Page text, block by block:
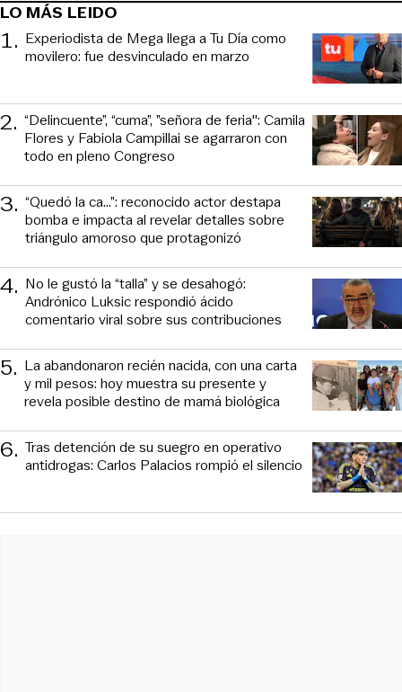
LO MÁS LEIDO
1. Experiodista de Mega llega a Tu Día como
movilero: fue desvinculado en marzo
2. “Delincuente”, “cuma”, ”señora de feria": Camila
Flores y Fabiola Campillai se agarraron con
todo en pleno Congreso
3. “Quedó la ca...”: reconocido actor destapa
bomba e impacta al revelar detalles sobre
triángulo amoroso que protagonizó
4. No le gustó la “talla” y se desahogó:
Andrónico Luksic respondió ácido
comentario viral sobre sus contribuciones
5. La abandonaron recién nacida, con una carta
y mil pesos: hoy muestra su presente y
revela posible destino de mamá biológica
6. Tras detención de su suegro en operativo
antidrogas: Carlos Palacios rompió el silencio